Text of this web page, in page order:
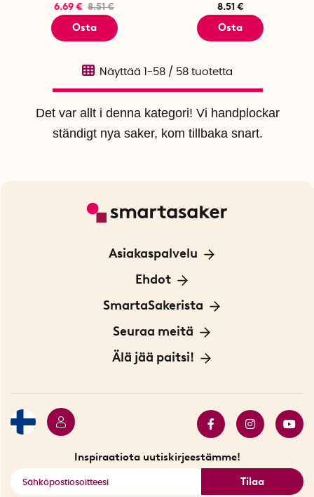
6.69 € 8.51 €
Osta
8.51 €
Osta
Det var allt i denna kategori! Vi handplockar
ständigt nya saker, kom tillbaka snart.
Näyttää 1-58 / 58 tuotetta
Asiakaspalvelu
Ota yhteyttä
Ehdot
Tietoa evästeistä
Yksityisyydensuoja
Sopimusehdot
SmartaSakerista
Meistä
Myymälä Tukholmassa
Seuraa meitä
Innovaattoriblogi
Älä jää paitsi!
Inspiraatiota uutiskirjeestämme!
Tilaa